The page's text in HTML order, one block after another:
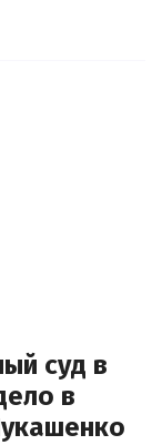
суд в
в